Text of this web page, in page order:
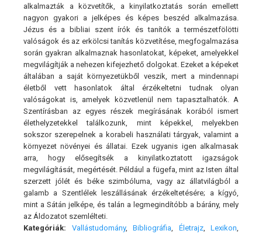
alkalmazták a közvetítők, a kinyilatkoztatás során emellett
nagyon gyakori a jelképes és képes beszéd alkalmazása.
Jézus és a bibliai szent írók és tanítók a természetfölötti
valóságok és az erkölcsi tanítás közvetítése, megfogalmazása
során gyakran alkalmaznak hasonlatokat, képeket, amelyekkel
megvilágítják a nehezen kifejezhető dolgokat. Ezeket a képeket
általában a saját környezetükből veszik, mert a mindennapi
életből vett hasonlatok által érzékeltetni tudnak olyan
valóságokat is, amelyek közvetlenül nem tapasztalhatók. A
Szentírásban az egyes részek megírásának korából ismert
élethelyzetekkel találkozunk, mint képekkel, melyekben
sokszor szerepelnek a korabeli használati tárgyak, valamint a
környezet növényei és állatai. Ezek ugyanis igen alkalmasak
arra, hogy elősegítsék a kinyilatkoztatott igazságok
megvilágítását, megértését. Például a fügefa, mint az Isten által
szerzett jólét és béke szimbóluma, vagy az állatvilágból a
galamb a Szentlélek leszállásának érzékeltetésére; a kígyó,
mint a Sátán jelképe, és talán a legmegindítóbb a bárány, mely
az Áldozatot szemlélteti.
Kategóriák:
Vallástudomány, Bibliográfia Életrajz, Lexikon